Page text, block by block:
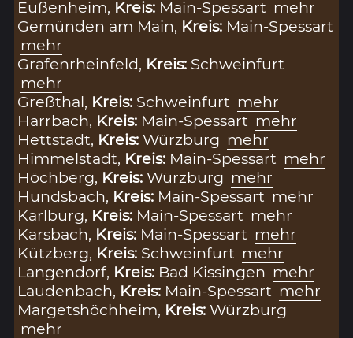
Eußenheim, Kreis: Main-Spessart mehr
Gemünden am Main, Kreis: Main-Spessart
mehr
Grafenrheinfeld, Kreis: Schweinfurt
mehr
Greßthal, Kreis: Schweinfurt mehr
Harrbach, Kreis: Main-Spessart mehr
Hettstadt, Kreis:Würzburg mehr
Himmelstadt, Kreis: Main-Spessart mehr
Höchberg, Kreis:Würzburg mehr
Hundsbach, Kreis: Main-Spessart mehr
Karlburg, Kreis: Main-Spessart mehr
Karsbach, Kreis: Main-Spessart mehr
Kützberg, Kreis: Schweinfurt mehr
Langendorf, Kreis: Bad Kissingen mehr
Laudenbach, Kreis: Main-Spessart mehr
Margetshöchheim, Kreis:Würzburg
mehr